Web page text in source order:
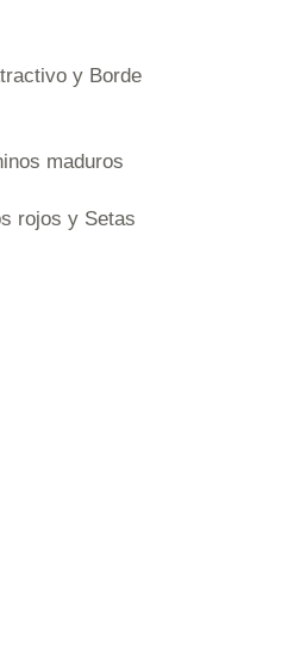
y Borde
maduros
rojos y Setas